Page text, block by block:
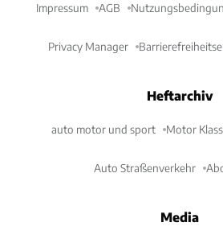
Impressum AGB
Privacy Manager
Heftarchiv
auto motor und sport Motor
Auto Straßenverkehr
Media